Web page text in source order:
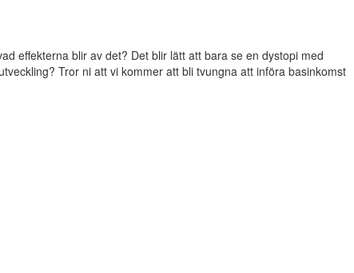
effekterna blir av det? Det blir lätt att bara se en dystopi med
Tror ni att vi kommer att bli tvungna att införa basinkomst